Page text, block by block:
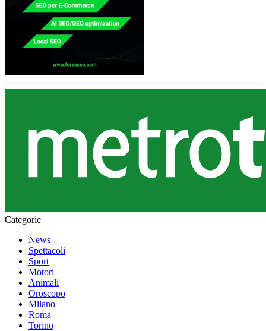
Categorie
News
Spettacoli
Sport
Motori
Animali
Oroscopo
Milano
Roma
Torino